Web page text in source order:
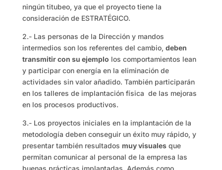
ningún titubeo, ya que el proyecto tiene la
consideración de ESTRATÉGICO.
2.- Las personas de la Dirección y mandos
intermedios son los referentes del cambio, deben
transmitir con su ejemplo los comportamientos lean
y participar con energía en la eliminación de
actividades sin valor añadido. También participarán
en los talleres de implantación física de las mejoras
en los procesos productivos.
3.- Los proyectos iniciales en la implantación de la
metodología deben conseguir un éxito muy rápido, y
presentar también resultados muy visualesque
permitan comunicar al personal de la empresa las
buenas prácticas implantadas. Además como